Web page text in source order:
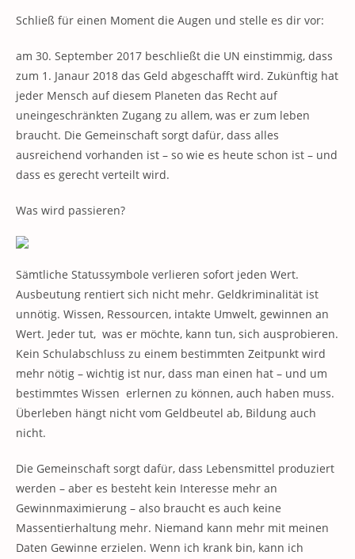
Schließ für einen Moment die Augen und stelle es dir vor:
am 30. September 2017 beschließt die UN einstimmig, dass
zum 1. Janaur 2018 das Geld abgeschafft wird. Zukünftig hat
jeder Mensch auf diesem Planeten das Recht auf
uneingeschränkten Zugang zu allem, was er zum leben
braucht. Die Gemeinschaft sorgt dafür, dass alles
ausreichend vorhanden ist – so wie es heute schon ist – und
dass es gerecht verteilt wird.
Was wird passieren?
Sämtliche Statussymbole verlieren sofort jeden Wert.
Ausbeutung rentiert sich nicht mehr. Geldkriminalität ist
unnötig. Wissen, Ressourcen, intakte Umwelt, gewinnen an
Wert. Jeder tut, was er möchte, kann tun, sich ausprobieren.
Kein Schulabschluss zu einem bestimmten Zeitpunkt wird
mehr nötig – wichtig ist nur, dass man einen hat – und um
bestimmtes Wissen erlernen zu können, auch haben muss.
Überleben hängt nicht vom Geldbeutel ab, Bildung auch
nicht.
Die Gemeinschaft sorgt dafür, dass Lebensmittel produziert
werden – aber es besteht kein Interesse mehr an
Gewinnmaximierung – also braucht es auch keine
Massentierhaltung mehr. Niemand kann mehr mit meinen
Daten Gewinne erzielen. Wenn ich krank bin, kann ich